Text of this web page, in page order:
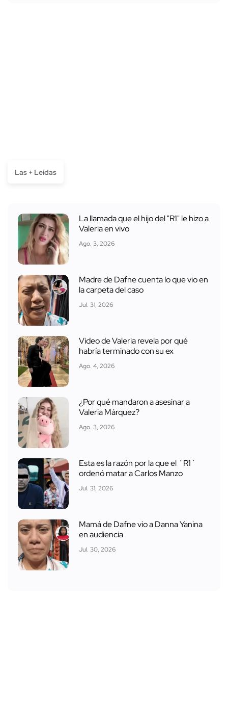
Las + Leídas
La llamada que el hijo del "R1" le hizo a
Valeria en vivo
Ago. 3, 2026
Madre de Dafne cuenta lo que vio en
la carpeta del caso
Jul. 31, 2026
Video de Valeria revela por qué
habría terminado con su ex
Ago. 4, 2026
¿Por qué mandaron a asesinar a
Valeria Márquez?
Ago. 3, 2026
Esta es la razón por la que el ´R1´
ordenó matar a Carlos Manzo
Jul. 31, 2026
Mamá de Dafne vio a Danna Yanina
en audiencia
Jul. 30, 2026